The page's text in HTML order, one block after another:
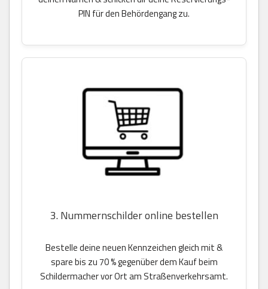
PIN für den Behördengang zu.
3. Nummernschilder online bestellen
Bestelle deine neuen Kennzeichen gleich mit &
spare bis zu 70 % gegenüber dem Kauf beim
Schildermacher vor Ort am Straßenverkehrsamt.